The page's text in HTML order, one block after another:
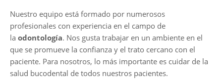
Nuestro equipo está formado por numerosos
profesionales con experiencia en el campo de
la odontología. Nos gusta trabajar en un ambiente en el
que se promueve la confianza y el trato cercano con el
paciente. Para nosotros, lo más importante es cuidar de la
salud bucodental de todos nuestros pacientes.